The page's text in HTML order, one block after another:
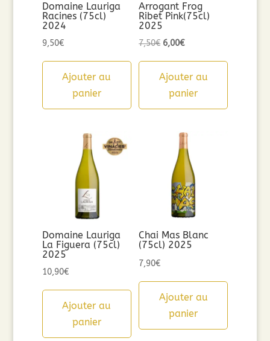
Domaine Lauriga
Racines (75cl)
2024
9,50€
Ajouter au
panier
Arrogant Frog
Ribet Pink(75cl)
2025
7,50€ Le
initial
était :
6,00€Le
actuel
est :
Ajouter au
panier
Domaine Lauriga
La Figuera (75cl)
2025
10,90€
Ajouter au
panier
Chai Mas Blanc
(75cl) 2025
7,90€
Ajouter au
panier